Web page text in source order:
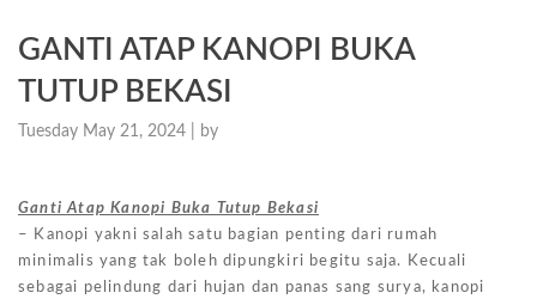
GANTI ATAP KANOPI BUKA
TUTUP BEKASI
Tuesday May 21, 2024 | by
Ganti Atap Kanopi Buka Tutup Bekasi
– Kanopi yakni salah satu bagian penting dari rumah
minimalis yang tak boleh dipungkiri begitu saja. Kecuali
sebagai pelindung dari hujan dan panas sang surya, kanopi